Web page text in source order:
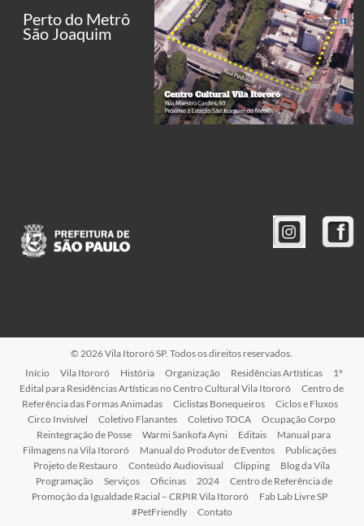
Perto do Metrô
São Joaquim
© 2026 Vila Itororó SP. Todos os direitos reservados.
Início
Vila Itororó História Organização Residências Artísticas
1º
Edital para Residências Artísticas no Centro Cultural Vila Itororó
Centro de
Referência das Formas Animadas
Ciclistas Bonequeiros
Ciclos e Fluxos
Circo Invisível
Coletivo Flanantes Coletivo TOCA
Ocupação Corpo
Reintegração de Posse
Warmi Sankofa Ayni Editais
Manual para
Filmagens na Vila Itororó
Manual do Produtor de Eventos
Publicações
Projeto de Restauro
Conteúdo Audiovisual Clipping
Blog da Vila
Programação
Serviços Oficinas 2024
Centro de Referência de
Promoção da Igualdade Racial – CRPIR Vila Itororó
Fab Lab Livre SP
#PetFriendly
Contato